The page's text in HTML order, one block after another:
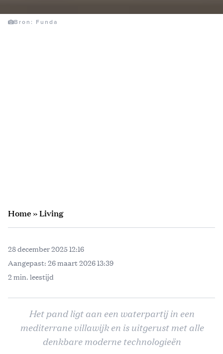
Bron: Funda
Home»Living
28 december 2025 12:16
Aangepast: 26 maart 2026 13:39
2 min. leestijd
Het pand ligt aan een waterpartij in een
mediterrane villawijk en is uitgerust met alle
denkbare moderne technologieën